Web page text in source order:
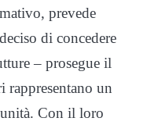
prevede
di concedere
– prosegue il
rappresentano un
Con il loro